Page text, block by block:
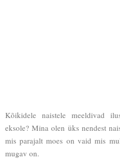
Kõikidele naistele meeldivad
eksole? Mina olen üks nendest
mis parajalt moes on vaid mis
mugav on.